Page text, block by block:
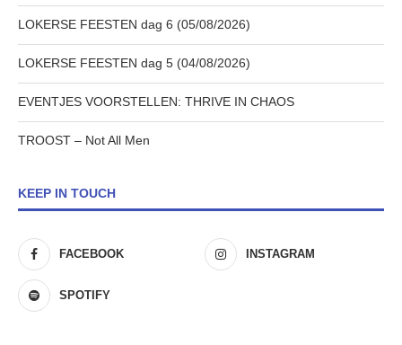
LOKERSE FEESTEN dag 6 (05/08/2026)
LOKERSE FEESTEN dag 5 (04/08/2026)
EVENTJES VOORSTELLEN: THRIVE IN CHAOS
TROOST – Not All Men
KEEP IN TOUCH
FACEBOOK INSTAGRAM
SPOTIFY